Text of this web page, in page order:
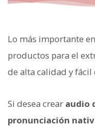
Lo más importante
productos para el
de alta calidad y fácil
Si desea crear audio
pronunciación